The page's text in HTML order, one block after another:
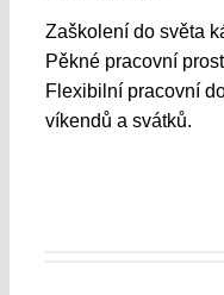
Zaškolení do světa
Pěkné pracovní
Flexibilní pracovní
víkendů a svátků.